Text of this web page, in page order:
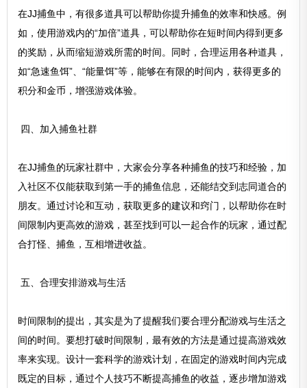
在JJ捕鱼中，有很多道具可以帮助你提升捕鱼的效率和快感。例
如，使用游戏内的“加倍”道具，可以帮助你在短时间内得到更多
的奖励，从而缩短游戏所需的时间。同时，合理运用各种道具，
如“急速鱼饵”、“能量饵”等，能够在有限的时间内，获得更多的
积分和金币，增强游戏体验。
四、加入捕鱼社群
在JJ捕鱼的玩家社群中，大家会分享各种捕鱼的技巧和经验，加
入社区不仅能获取到第一手的捕鱼信息，还能结交到志同道合的
朋友。通过讨论和互动，获取更多的建议和窍门，以帮助你在时
间限制内更高效的游戏，甚至找到可以一起合作的玩家，通过配
合打怪、捕鱼，互相增进收益。
五、合理安排游戏与生活
时间限制的提出，其实是为了提醒我们要合理分配游戏与生活之
间的时间。要想打破时间限制，最有效的方法是通过提高游戏效
率来实现。设计一套科学的游戏计划，在固定的游戏时间内完成
既定的目标，通过个人技巧不断提高捕鱼的收益，逐步增加游戏